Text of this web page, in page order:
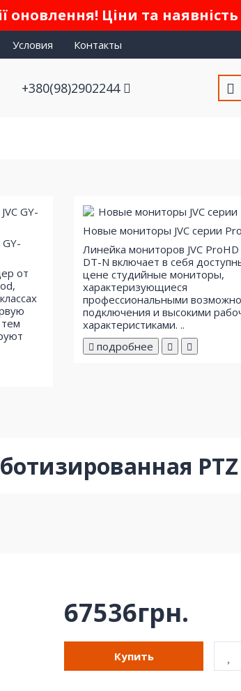
оновлення! Ціни та
Условия Контакты
+380(98)2902244
от
Новые мониторы JVC серии
Линейка мониторов JVC
DT-N включает в себя
цене студийные мониторы,
характеризующиеся
профессиональными
подключения и высокими
характеристиками. ..
подробнее
PTZ
67536грн.
Купить